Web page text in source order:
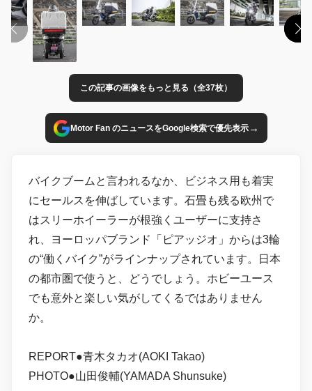
この記事の画像をもっと見る（全37枚）
Motor Fan のニュースをGoogle検索で優先表示→
バイクブームと言われるなか、ビジネス用も着実
にセールスを伸ばしています。石畳も残る欧州で
はスリーホイーラーが根強くユーザーに支持さ
れ、ヨーロッパブランド「ピアッジオ」からは3輪
の“働くバイク”がラインナップされています。日本
の都市圏で使うと、どうでしょう。ホビーユース
でも意外と楽しい気がしてくるではありません
か。
REPORT●青木タカオ(AOKI Takao)
PHOTO●山田俊輔(YAMADA Shunsuke)